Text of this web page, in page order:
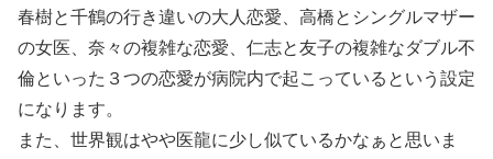
春樹と千鶴の行き違いの大人恋愛、高橋とシングルマザー
の女医、奈々の複雑な恋愛、仁志と友子の複雑なダブル不
倫といった３つの恋愛が病院内で起こっているという設定
になります。
また、世界観はやや医龍に少し似ているかなぁと思いま